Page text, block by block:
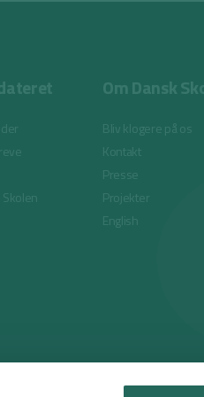
Om Dansk
Bliv klogere på os
Kontakt
Presse
Projekter
English